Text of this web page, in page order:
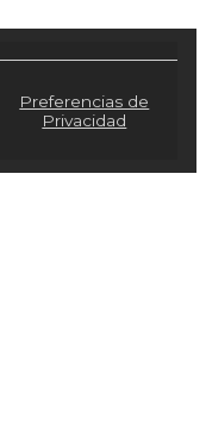
Preferencias de
Privacidad